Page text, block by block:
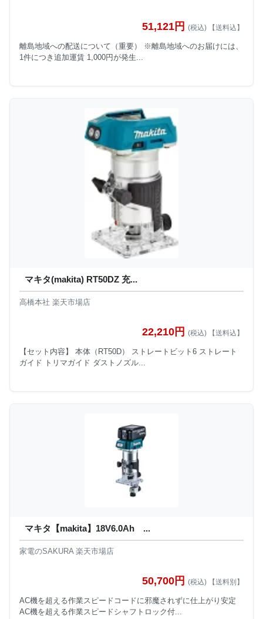
51,121円 (税込) 【送料込】
離島地域への配送について（重要） ※離島地域へのお届けには、
1件につき追加運賃 1,000円が発生...
マキタ(makita) RT50DZ 充...
高橋本社 楽天市場店
22,210円 (税込) 【送料込】
【セット内容】 本体（RT50D） ストレートビット6 ストレート
ガイド トリマガイド ダストノズル...
マキタ【makita】18V6.0Ah ...
家電のSAKURA 楽天市場店
50,700円 (税込) 【送料別】
AC機を超える作業スピードコードに邪魔されずに仕上がり安定
AC機を超える作業スピードシャフトロック付...